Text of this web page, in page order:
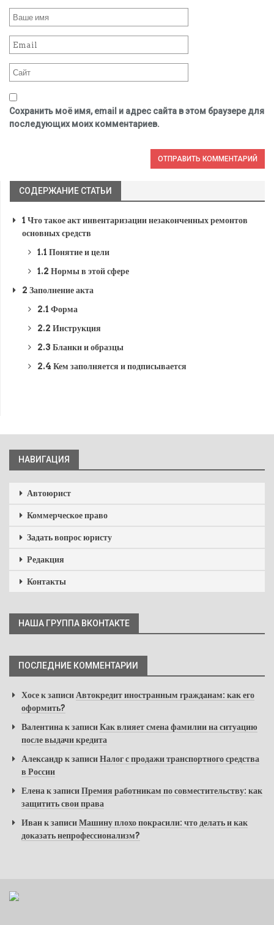
Сохранить моё имя, email и адрес сайта в этом браузере для
последующих моих комментариев.
СОДЕРЖАНИЕ СТАТЬИ
1 Что такое акт инвентаризации незаконченных ремонтов
основных средств
1.1 Понятие и цели
1.2 Нормы в этой сфере
2 Заполнение акта
2.1 Форма
2.2 Инструкция
2.3 Бланки и образцы
2.4 Кем заполняется и подписывается
НАВИГАЦИЯ
Автоюрист
Коммерческое право
Задать вопрос юристу
Редакция
Контакты
НАША ГРУППА ВКОНТАКТЕ
ПОСЛЕДНИЕ КОММЕНТАРИИ
Хосек записи Автокредит иностранным гражданам: как его
оформить?
Валентина к записиКак влияет смена фамилии на ситуацию
после выдачи кредита
Александрк записиНалог с продажи транспортного средства
в России
Елена к записиПремия работникам по совместительству: как
защитить свои права
Иванк записиМашину плохо покрасили: что делать и как
доказать непрофессионализм?